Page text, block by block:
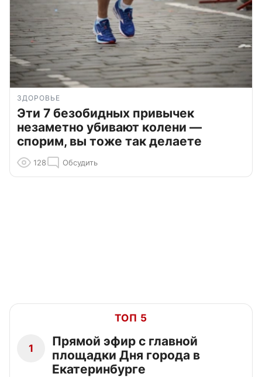
ЗДОРОВЬЕ
Эти 7 безобидных привычек
незаметно убивают колени —
спорим, вы тоже так делаете
128 Обсудить
ТОП 5
1
Прямой эфир с главной
площадки Дня города в
Екатеринбурге